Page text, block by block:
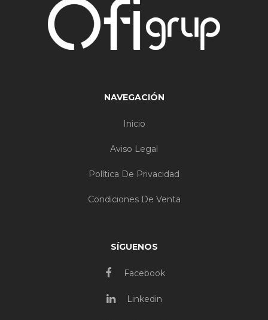
NAVEGACIÓN
Inicio
Aviso Legal
Política De Privacidad
Condiciones De Venta
SÍGUENOS
Facebook
Linkedin